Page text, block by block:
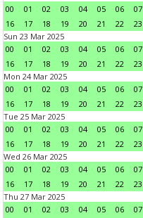
00
01 02 03 04 05 06 07
16
17 18 19 20 21 22
23
Sun 23 Mar 2025
00
01 02 03 04 05 06 07
16
17 18 19 20 21 22
23
Mon 24 Mar 2025
00
01 02 03 04 05 06 07
16
17 18 19 20 21 22
23
Tue 25 Mar 2025
00
01 02 03 04 05 06 07
16
17 18 19 20 21 22
23
Wed 26 Mar 2025
00
01 02 03 04 05 06 07
16
17 18 19 20 21 22
23
Thu 27 Mar 2025
00
01 02 03 04 05 06 07